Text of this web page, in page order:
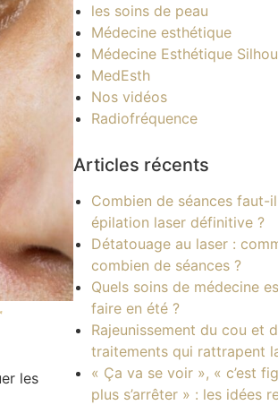
les
les soins de peau
Médecine esthétique
Médecine Esthétique
MedEsth
Nos vidéos
Radiofréquence
Articles récents
Combien de séances faut-
épilation laser définitive ?
Détatouage au laser :
combien de séances ?
Quels soins de médecine
faire en été ?
Rajeunissement du cou et
traitements qui rattrapent
« Ça va se voir », « c’est
plus s’arrêter » : les idées